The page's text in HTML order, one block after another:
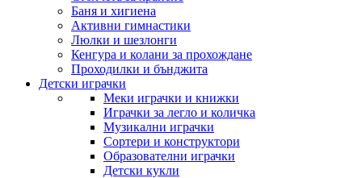
Баня и хигиена
Активни гимнастики
Люлки и шезлонги
Кенгура и колани за прохождане
Проходилки и бънджита
Детски играчки
Меки играчки и книжки
Играчки за легло и количка
Музикални играчки
Сортери и конструктори
Образователни играчки
Детски кукли